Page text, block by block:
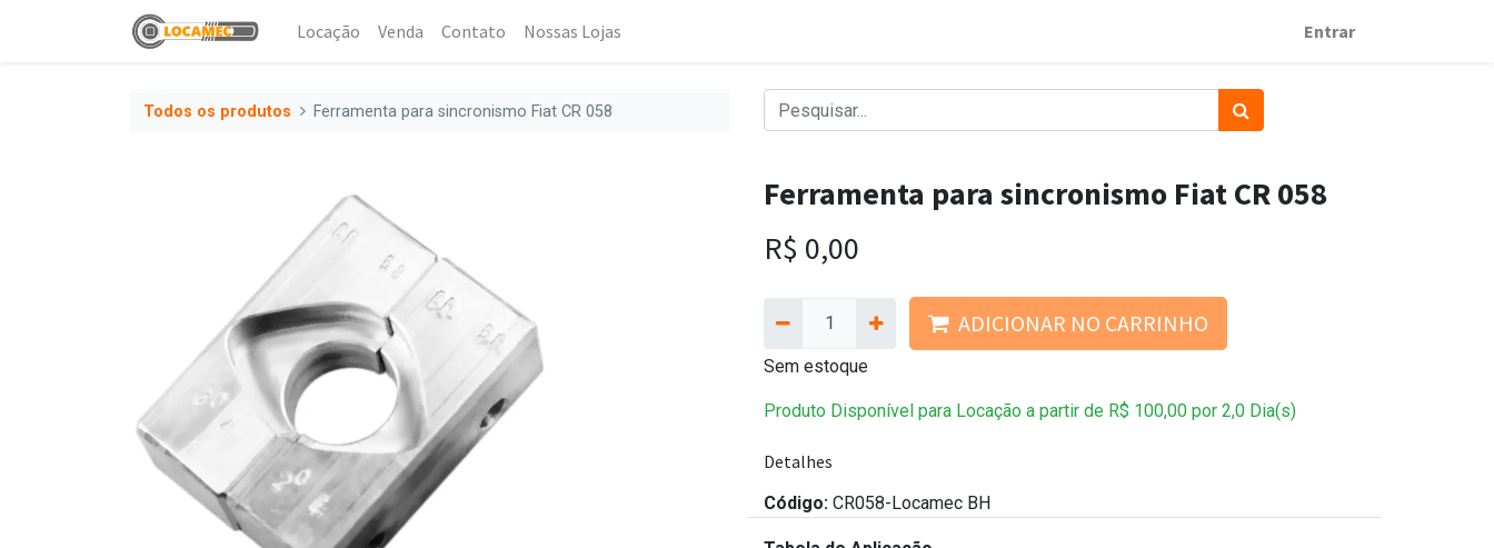
Locação Venda Contato Nossas Lojas Entrar
Todos os produtos Ferramenta para sincronismo Fiat CR 058
Ferramenta para sincronismo Fiat CR 058
R$ 0,00
ADICIONAR NO CARRINHO
Sem estoque
Produto Disponível para Locação a partir de R$ 100,00 por 2,0 Dia(s)
Detalhes
Código: CR058-Locamec BH